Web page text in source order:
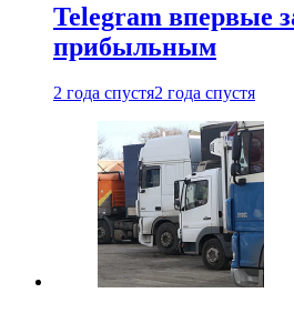
Telegram впервые
прибыльным
2 года спустя2 года спустя